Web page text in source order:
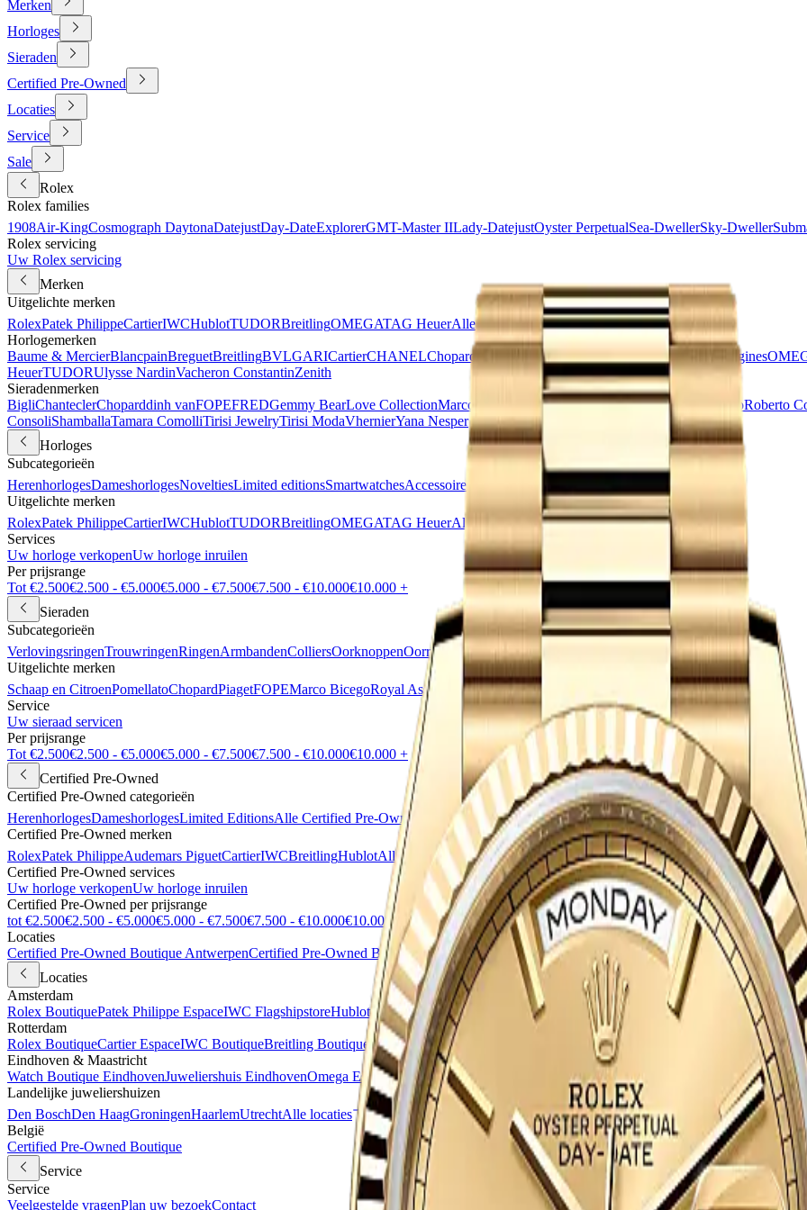
Merken
Horloges
Sieraden
Certified Pre-Owned
Locaties
Service
Sale
Rolex
Rolex families
1908Air-KingCosmograph DaytonaDatejustDay-DateExplorerGMT-Master IILady-DatejustOyster PerpetualSea-DwellerSky-Dweller
Rolex servicing
Uw Rolex servicing
Merken
Uitgelichte merken
RolexPatek PhilippeCartierIWCHublotTUDORBreitlingOMEGATAG HeuerAlle merken
Horlogemerken
Baume & MercierBlancpainBreguetBreitlingBVLGARICartierCHANELChopardGrand SeikoHublot IWC Jaeger-LeCoultreLongines
HeuerTUDORUlysse NardinVacheron ConstantinZenith
Sieradenmerken
BigliChanteclerChoparddinh vanFOPEFREDGemmy BearLove CollectionMarco Bicego MessikaPasquale BruniPiaget PomellatoRoberto
ConsoliShamballaTamara ComolliTirisi JewelryTirisi ModaVhernierYana Nesper
Horloges
Subcategorieën
HerenhorlogesDameshorlogesNoveltiesLimited editionsSmartwatchesAccessoires
Uitgelichte merken
RolexPatek PhilippeCartierIWCHublotTUDORBreitlingOMEGATAG HeuerAlle merken
Services
Uw horloge verkopenUw horloge inruilen
Per prijsrange
Tot €2.500€2.500 - €5.000€5.000 - €7.500€7.500 - €10.000€10.000 +
Sieraden
Subcategorieën
VerlovingsringenTrouwringenRingenArmbandenColliersOorknoppenOorringen OorhangersHangers
Alle sieraden
Uitgelichte merken
Schaap en CitroenPomellatoChopardPiagetFOPEMarco BicegoRoyal Asscher MessikaVhernier
Service
Uw sieraad servicen
Per prijsrange
Tot €2.500€2.500 - €5.000€5.000 - €7.500€7.500 - €10.000€10.000 +
Certified Pre-Owned
Certified Pre-Owned categorieën
HerenhorlogesDameshorlogesLimited EditionsAlle Certified Pre-Owned horloges
Certified Pre-Owned merken
RolexPatek PhilippeAudemars PiguetCartierIWCBreitlingHublotAlle Certified Pre-Owned merken
Certified Pre-Owned services
Uw horloge verkopenUw horloge inruilen
Certified Pre-Owned per prijsrange
tot €2.500€2.500 - €5.000€5.000 - €7.500€7.500 - €10.000€10.000 +
Locaties
Certified Pre-Owned Boutique AntwerpenCertified Pre-Owned Boutique Rotterdam
Locaties
Amsterdam
Rolex BoutiquePatek Philippe EspaceIWC FlagshipstoreHublot Boutique Panerai Boutique TAG Heuer Boutique Vacheron Constantin
Rotterdam
Rolex BoutiqueCartier EspaceIWC BoutiqueBreitling BoutiqueCertified Pre-Owned Boutique
Juweliershuis Rotterdam
Eindhoven & Maastricht
Watch Boutique EindhovenJuweliershuis EindhovenOmega Espace MaastrichtJuweliershuis Maastricht
Landelijke juweliershuizen
Den BoschDen HaagGroningenHaarlemUtrechtAlle locaties
België
Certified Pre-Owned Boutique
Service
Service
Veelgestelde vragenPlan uw bezoekContact